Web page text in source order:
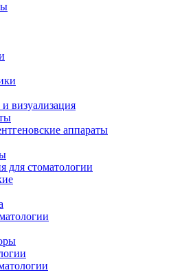
визуализация
аппараты
для стоматологии